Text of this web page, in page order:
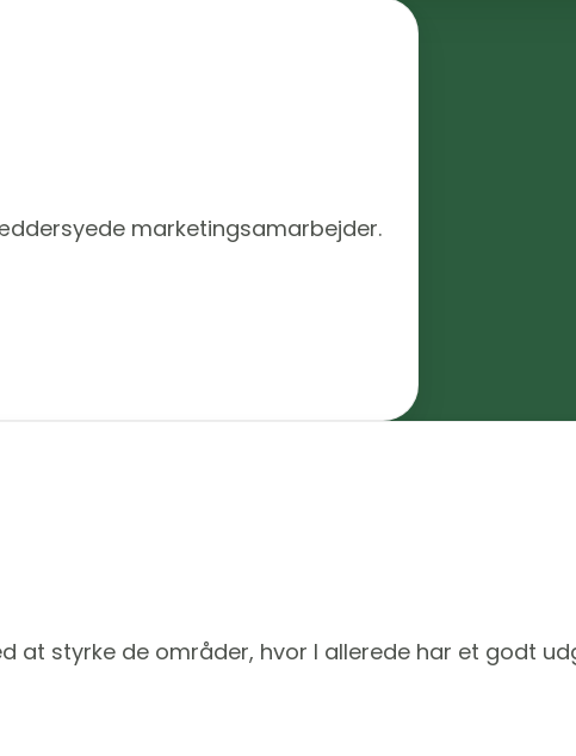
marketingsamarbejder.
styrke de områder, hvor I allerede har et godt